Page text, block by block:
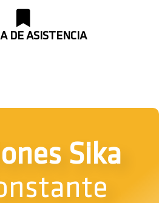
DE ASISTENCIA
Sika